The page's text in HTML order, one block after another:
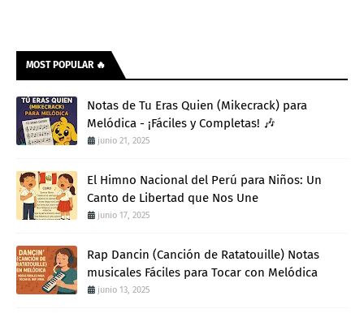
MOST POPULAR 🔥
Notas de Tu Eras Quien (Mikecrack) para
Melódica - ¡Fáciles y Completas! 🎶
junio 21, 2025
El Himno Nacional del Perú para Niños: Un
Canto de Libertad que Nos Une
junio 17, 2025
Rap Dancin (Canción de Ratatouille) Notas
musicales Fáciles para Tocar con Melódica
junio 13, 2025